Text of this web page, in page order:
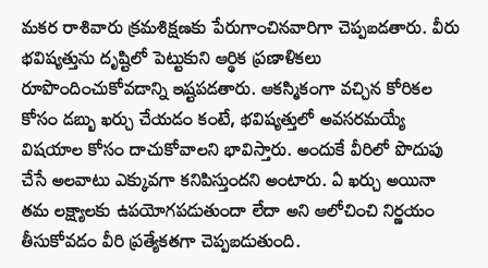
మకర రాశివారు క్రమశిక్షణకు పేరుగాంచినవారిగా చెప్పబడతారు. వీరు
భవిష్యత్తును దృష్టిలో పెట్టుకుని ఆర్థిక ప్రణాళికలు
రూపొందించుకోవడాన్ని ఇష్టపడతారు. ఆకస్మికంగా వచ్చిన కోరికల
కోసం డబ్బు ఖర్చు చేయడం కంటే, భవిష్యత్తులో అవసరమయ్యే
విషయాల కోసం దాచుకోవాలని భావిస్తారు. అందుకే వీరిలో పొదుపు
చేసే అలవాటు ఎక్కువగా కనిపిస్తుందని అంటారు. ఏ ఖర్చు అయినా
తమ లక్ష్యాలకు ఉపయోగపడుతుందా లేదా అని ఆలోచించి నిర్ణయం
తీసుకోవడం వీరి ప్రత్యేకతగా చెప్పబడుతుంది.